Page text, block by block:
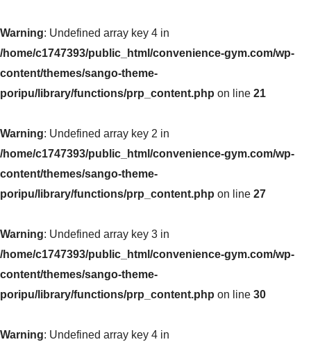
Warning: Undefined array key 4 in
/home/c1747393/public_html/convenience-gym.com/wp-
content/themes/sango-theme-
poripu/library/functions/prp_content.php on line 21
Warning: Undefined array key 2 in
/home/c1747393/public_html/convenience-gym.com/wp-
content/themes/sango-theme-
poripu/library/functions/prp_content.php on line 27
Warning: Undefined array key 3 in
/home/c1747393/public_html/convenience-gym.com/wp-
content/themes/sango-theme-
poripu/library/functions/prp_content.php on line 30
Warning: Undefined array key 4 in